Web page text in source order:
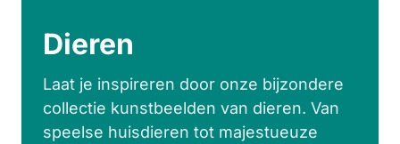
Dieren
Laat je inspireren door onze bijzondere
collectie kunstbeelden van dieren. Van
speelse huisdieren tot majestueuze